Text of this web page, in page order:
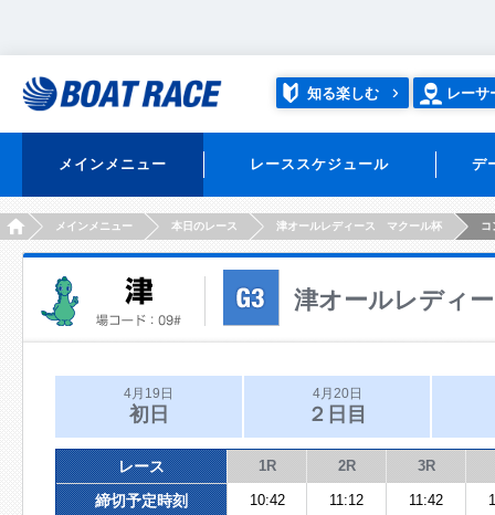
知る楽しむ レーサ
メインメニュー レーススケジュール デ
HOMEメインメニュー 本日のレース 津オールレディース マクール杯 コ
津オールレディ
4月19日
初日
4月20日
２日目
レース 1R 2R 3R
締切予定時刻 10:42 11:12 11:42